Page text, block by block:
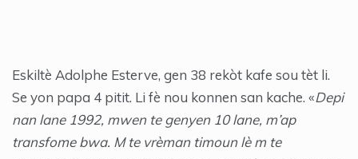
Eskiltè Adolphe Esterve, gen 38 rekòt kafe sou tèt li.
Se yon papa 4 pitit. Li fè nou konnen san kache. «Depi
nan lane 1992, mwen te genyen 10 lane, m’ap
transfome bwa. M te vrèman timoun lè m te